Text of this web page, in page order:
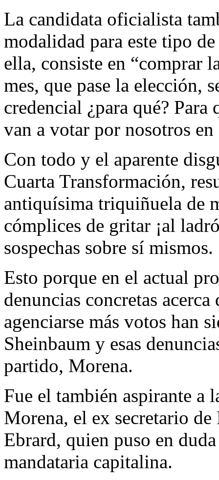
La candidata oficialista
modalidad para este tipo
ella, consiste en “comprar
mes, que pase la elección,
credencial ¿para qué?
van a votar por nosotros
Con todo y el aparente
Cuarta Transformación,
antiquísima triquiñuela de
cómplices de gritar ¡al
sospechas sobre sí mismos.
Esto porque en el actual
denuncias concretas
agenciarse más votos han
Sheinbaum y esas
partido, Morena.
Fue el también aspirante a
Morena, el ex secretario
Ebrard, quien puso en
mandataria capitalina.